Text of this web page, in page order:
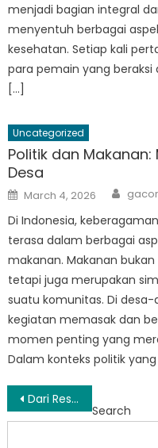
menjadi bagian integral
menyentuh berbagai
kesehatan. Setiap kali
para pemain yang
[…]
Uncategorized
Politik dan
Desa
Posted
on
March 4, 2026
Di Indonesia,
terasa dalam berbagai
makanan. Makanan
tetapi juga merupakan
suatu komunitas. Di
kegiatan memasak dan
momen penting yang
Dalam konteks politik
Post
navigation
Dari Respons ke Pencegahan: Pendekatan Proaktif BPBD Mapanget dalam Penanggulangan Bencana
Search